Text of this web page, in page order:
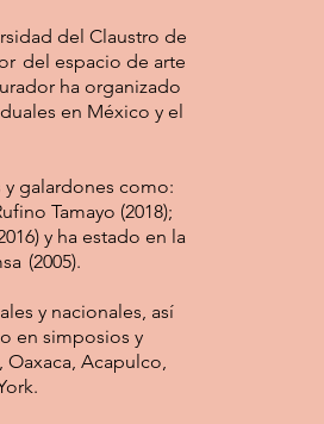
del Claustro de
del espacio de arte
ha organizado
en México y el
galardones como:
Tamayo (2018);
y ha estado en la
(2005).
y nacionales, así
en simposios y
Acapulco,